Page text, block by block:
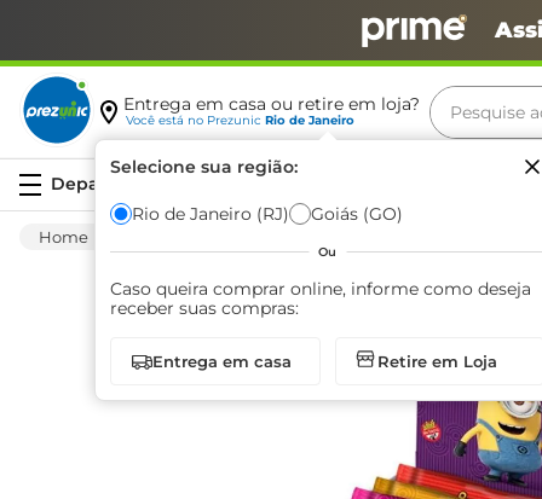
Entrega em casa ou retire em loja?
Você está no Prezunic Rio de Janeiro
Selecione sua região:
Rio de Janeiro (RJ) Goiás (GO)
Ou
Caso queira comprar online, informe como deseja
receber suas compras:
Entrega em casa Retire em Loja
Pesquise
Termos
café
azeite
biscoito
arroz